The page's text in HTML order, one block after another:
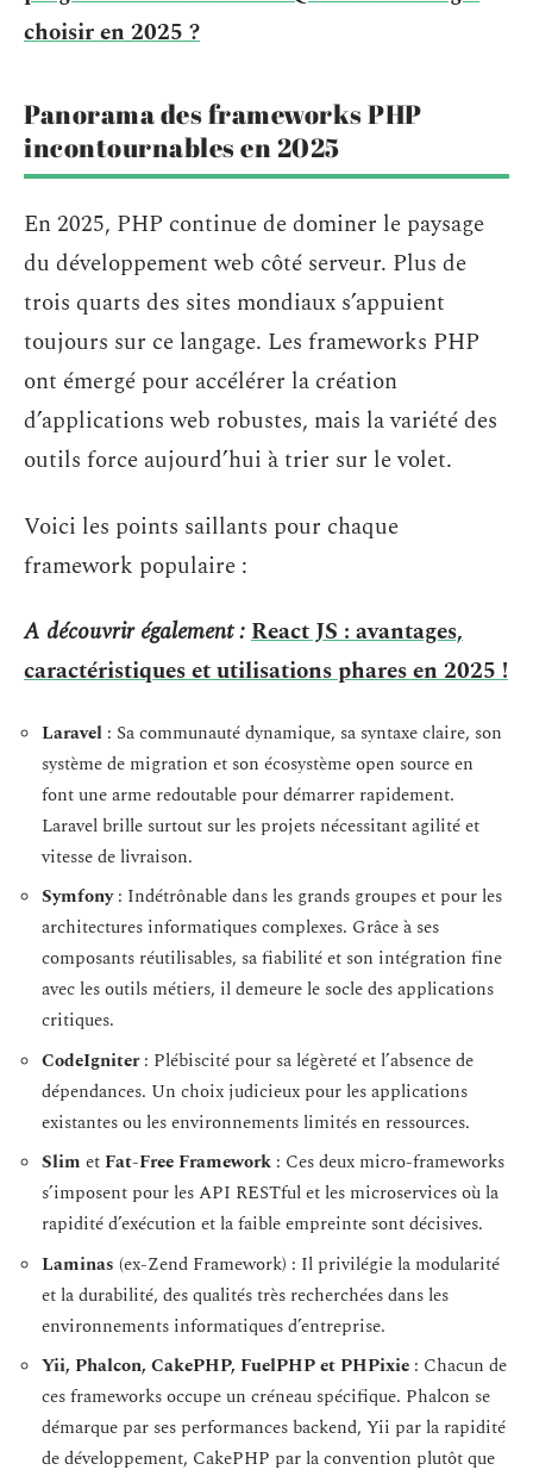
choisir en 2025 ?
Panorama des frameworks PHP
incontournables en 2025
En 2025, PHP continue de dominer le paysage
du développement web côté serveur. Plus de
trois quarts des sites mondiaux s’appuient
toujours sur ce langage. Les frameworks PHP
ont émergé pour accélérer la création
d’applications web robustes, mais la variété des
outils force aujourd’hui à trier sur le volet.
Voici les points saillants pour chaque
framework populaire :
A découvrir également :React JS : avantages,
caractéristiques et utilisations phares en 2025 !
Laravel : Sa communauté dynamique, sa syntaxe claire, son
système de migration et son écosystème open source en
font une arme redoutable pour démarrer rapidement.
Laravel brille surtout sur les projets nécessitant agilité et
vitesse de livraison.
Symfony: Indétrônable dans les grands groupes et pour les
architectures informatiques complexes. Grâce à ses
composants réutilisables, sa fiabilité et son intégration fine
avec les outils métiers, il demeure le socle des applications
critiques.
CodeIgniter: Plébiscité pour sa légèreté et l’absence de
dépendances. Un choix judicieux pour les applications
existantes ou les environnements limités en ressources.
Slim etFat-Free Framework : Ces deux micro-frameworks
s’imposent pour les API RESTful et les microservices où la
rapidité d’exécution et la faible empreinte sont décisives.
Laminas (ex-Zend Framework) : Il privilégie la modularité
et la durabilité, des qualités très recherchées dans les
environnements informatiques d’entreprise.
Yii, Phalcon, CakePHP, FuelPHP et PHPixie : Chacun de
ces frameworks occupe un créneau spécifique. Phalcon se
démarque par ses performances backend, Yii par la rapidité
de développement, CakePHP par la convention plutôt que